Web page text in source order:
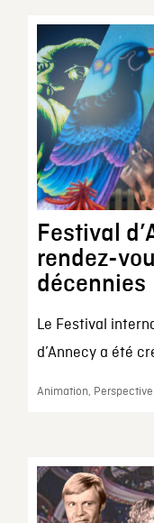
Festival
rendez-
décennies
Le Festival
d’Annecy a été
Animation,